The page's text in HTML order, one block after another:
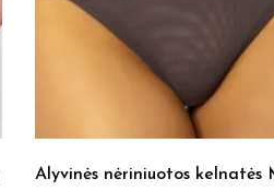
Alyvinės nėriniuotos kelnatės